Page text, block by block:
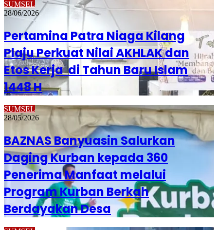
SUMSEL
28/06/2026
Pertamina Patra Niaga Kilang
Plaju Perkuat Nilai AKHLAK dan
Etos Kerja di Tahun Baru Islam
1448 H
SUMSEL
28/05/2026
BAZNAS Banyuasin Salurkan
Daging Kurban kepada 360
Penerima Manfaat melalui
Program Kurban Berkah
Berdayakan Desa